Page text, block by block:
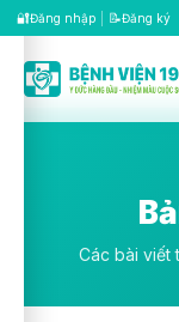
🔐Đăng nhập 📝Đăng ký
Các bài viết